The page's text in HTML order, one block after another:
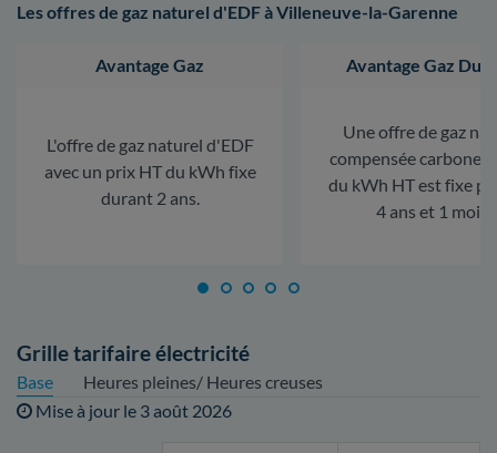
Les offres de gaz naturel d'EDF à Villeneuve-la-Garenne
Avantage Gaz
L'offre de gaz naturel d'EDF
avec un prix HT du kWh fixe
durant 2 ans.
Avantage Gaz
Une offre de gaz
compensée carbone.
du kWh HT est fixe
4 ans et 1 mois.
Grille tarifaire électricité
Base
Heures pleines/ Heures creuses
Mise à jour le 3 août 2026